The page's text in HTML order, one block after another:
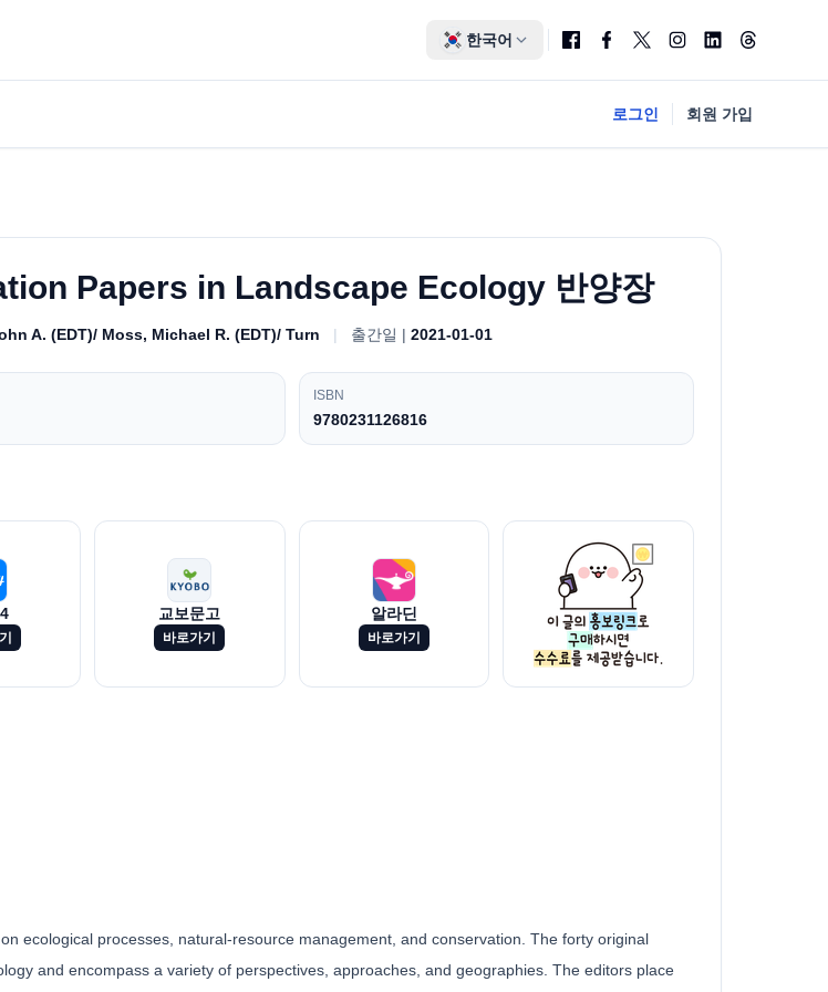
한국어
로그인 회원 가입
Papers in Landscape Ecology 반양장
A. (EDT)/ Moss, Michael R. (EDT)/ Turn | 출간일 |2021-01-01
ISBN
9780231126816
교보문고
바로가기
알라딘
바로가기
ecological processes, natural-resource management, and conservation. The forty original
and encompass a variety of perspectives, approaches, and geographies. The editors place